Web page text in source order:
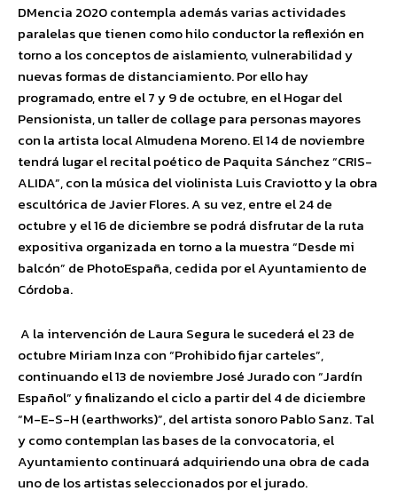
DMencia 2020 contempla además varias actividades
paralelas que tienen como hilo conductor la reflexión en
torno a los conceptos de aislamiento, vulnerabilidad y
nuevas formas de distanciamiento. Por ello hay
programado, entre el 7 y 9 de octubre, en el Hogar del
Pensionista, un taller de collage para personas mayores
con la artista local Almudena Moreno. El 14 de noviembre
tendrá lugar el recital poético de Paquita Sánchez “CRIS-
ALIDA”, con la música del violinista Luis Craviotto y la obra
escultórica de Javier Flores. A su vez, entre el 24 de
octubre y el 16 de diciembre se podrá disfrutar de la ruta
expositiva organizada en torno a la muestra “Desde mi
balcón” de PhotoEspaña, cedida por el Ayuntamiento de
Córdoba.
A la intervención de Laura Segura le sucederá el 23 de
octubre Miriam Inza con “Prohibido fijar carteles”,
continuando el 13 de noviembre José Jurado con “Jardín
Español” y finalizando el ciclo a partir del 4 de diciembre
“M-E-S-H (earthworks)”, del artista sonoro Pablo Sanz. Tal
y como contemplan las bases de la convocatoria, el
Ayuntamiento continuará adquiriendo una obra de cada
uno de los artistas seleccionados por el jurado.